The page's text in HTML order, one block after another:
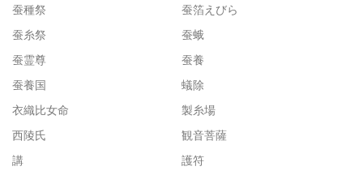
蚕種祭
蚕箔えびら
蚕糸祭
蚕蛾
蚕霊尊
蚕養
蚕養国
蟻除
衣織比女命
製糸場
西陵氏
観音菩薩
講
護符